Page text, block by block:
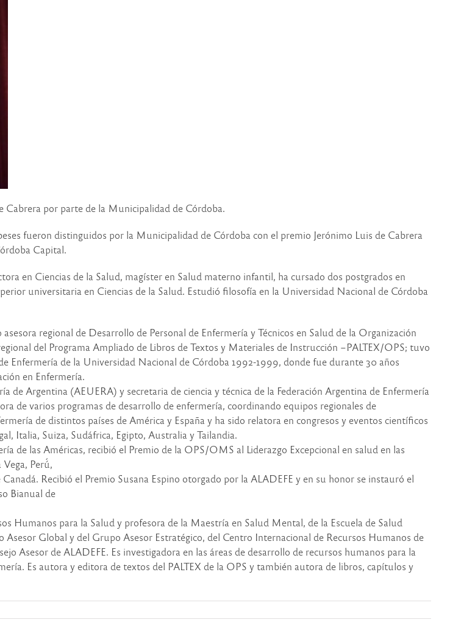
Cabrera por parte de la Municipalidad de Córdoba.
fueron distinguidos por la Municipalidad de Córdoba con el premio Jerónimo Luis de Cabrera
Capital.
en Ciencias de la Salud, magíster en Salud materno infantil, ha cursado dos postgrados en
universitaria en Ciencias de la Salud. Estudió filosofía en la Universidad Nacional de Córdoba
regional de Desarrollo de Personal de Enfermería y Técnicos en Salud de la Organización
del Programa Ampliado de Libros de Textos y Materiales de Instrucción –PALTEX/OPS; tuvo
Enfermería de la Universidad Nacional de Córdoba 1992-1999, donde fue durante 30 años
en Enfermería.
de Argentina (AEUERA) y secretaria de ciencia y técnica de la Federación Argentina de Enfermería
de varios programas de desarrollo de enfermería, coordinando equipos regionales de
de distintos países de América y España y ha sido relatora en congresos y eventos científicos
Italia, Suiza, Sudáfrica, Egipto, Australia y Tailandia.
de las Américas, recibió el Premio de la OPS/OMS al Liderazgo Excepcional en salud en las
Perú́,
Recibió el Premio Susana Espino otorgado por la ALADEFE y en su honor se instauró el
Bianual de
Humanos para la Salud y profesora de la Maestría en Salud Mental, de la Escuela de Salud
Global y del Grupo Asesor Estratégico, del Centro Internacional de Recursos Humanos de
Asesor de ALADEFE. Es investigadora en las áreas de desarrollo de recursos humanos para la
Es autora y editora de textos del PALTEX de la OPS y también autora de libros, capítulos y